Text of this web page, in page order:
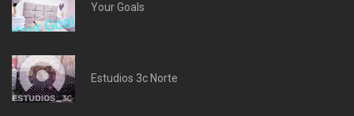
Your Goals
Estudios 3c Norte